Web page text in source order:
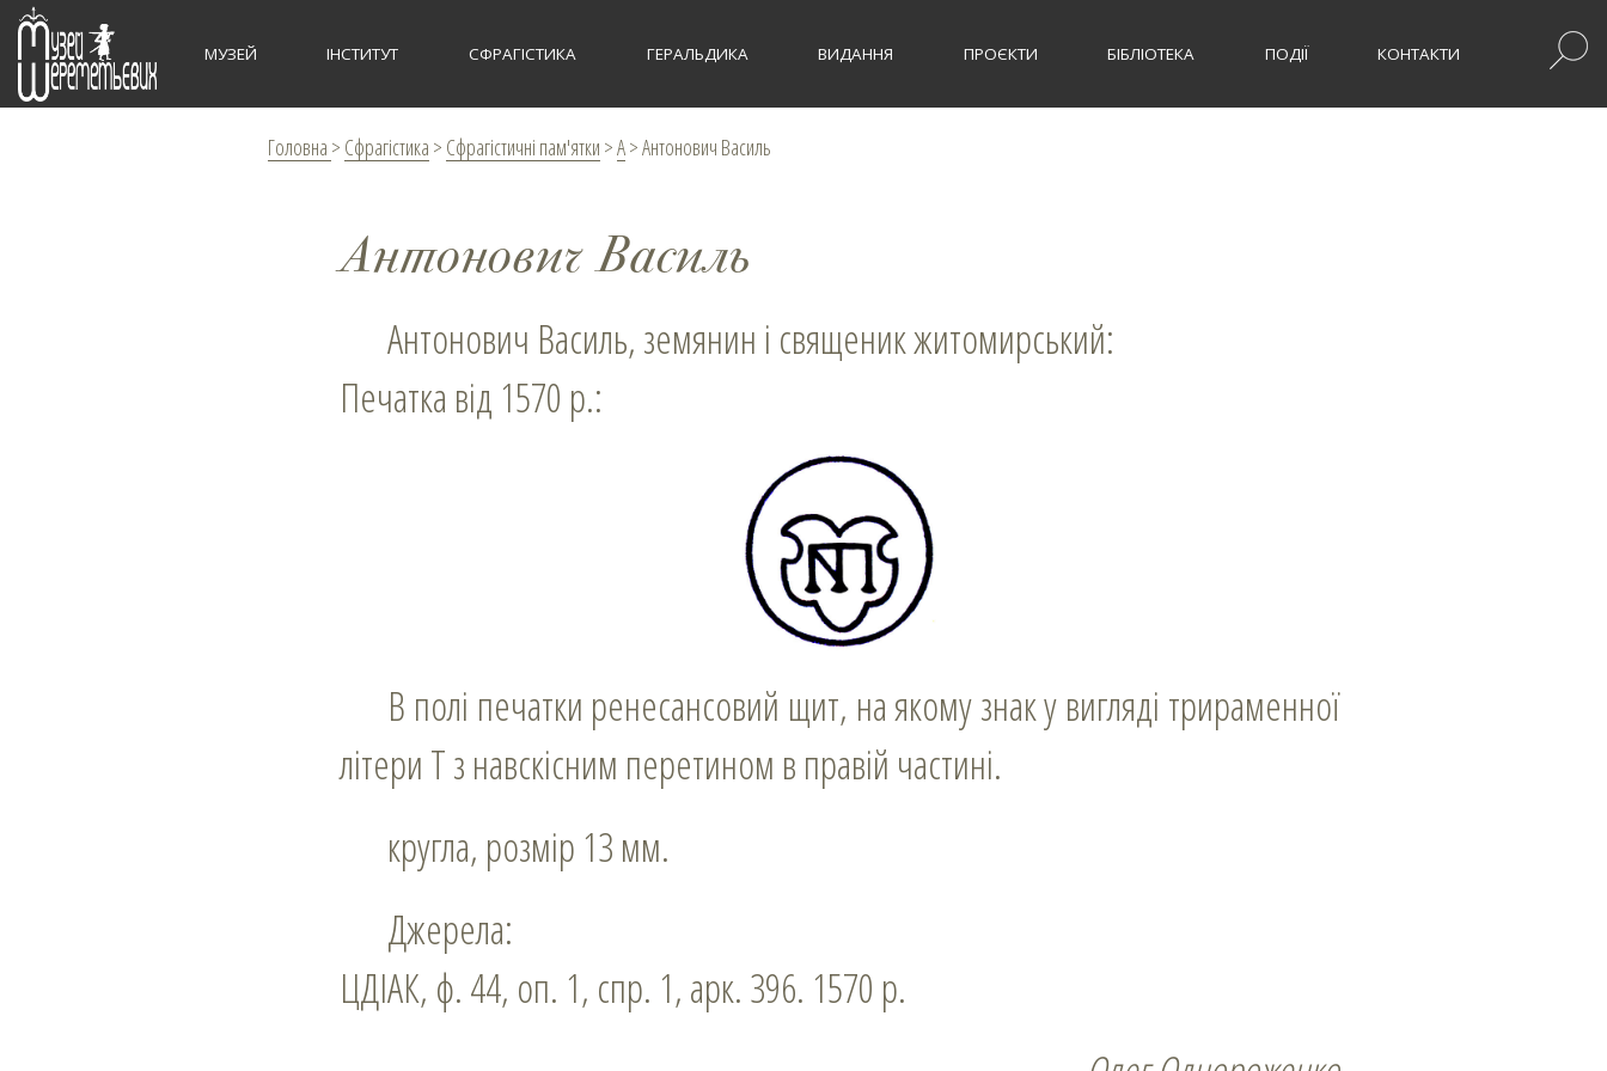
МУЗЕЙ ІНСТИТУТ СФРАГІСТИКА ГЕРАЛЬДИКА ВИДАННЯ ПРОЄКТИ БІБЛІОТЕКА ПОДІЇ КОНТАКТИ
Головна > Сфрагістика > Сфрагістичні пам'ятки >А>Антонович Василь
Антонович Василь
Антонович Василь, земянин і священик житомирський:
Печатка від 1570 р.:
В полі печатки ренесансовий щит, на якому знак у вигляді трираменної
літери Т з навскісним перетином в правій частині.
кругла, розмір 13 мм.
Джерела:
ЦДІАК, ф. 44, оп. 1, спр. 1, арк. 396. 1570 р.